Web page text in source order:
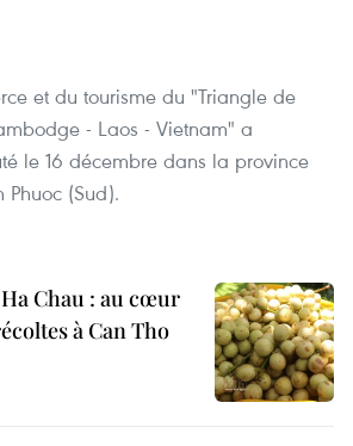
et du tourisme du "Triangle de
- Laos - Vietnam" a
le 16 décembre dans la province
(Sud).
Chau : au cœur
à Can Tho